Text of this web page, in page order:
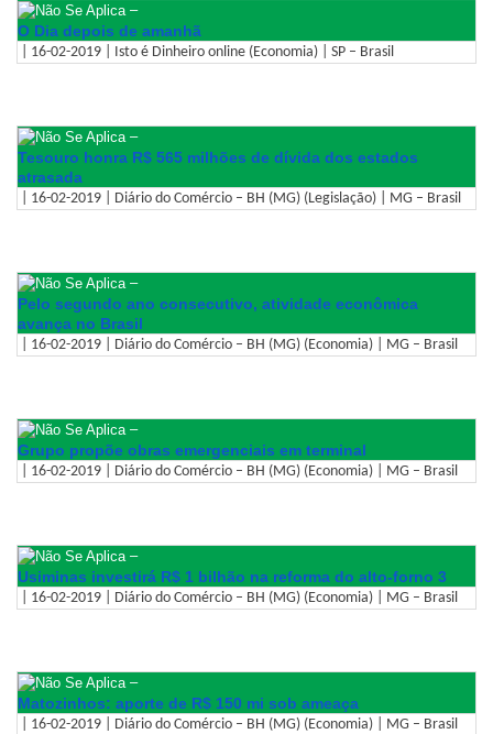
–
O Dia depois de amanhã
| 16-02-2019 | Isto é Dinheiro online (Economia) | SP – Brasil
–
Tesouro honra R$ 565 milhões de dívida dos estados
atrasada
| 16-02-2019 | Diário do Comércio – BH (MG) (Legislação) | MG – Brasil
–
Pelo segundo ano consecutivo, atividade econômica
avança no Brasil
| 16-02-2019 | Diário do Comércio – BH (MG) (Economia) | MG – Brasil
–
Grupo propõe obras emergenciais em terminal
| 16-02-2019 | Diário do Comércio – BH (MG) (Economia) | MG – Brasil
–
Usiminas investirá R$ 1 bilhão na reforma do alto-forno 3
| 16-02-2019 | Diário do Comércio – BH (MG) (Economia) | MG – Brasil
–
Matozinhos: aporte de R$ 150 mi sob ameaça
| 16-02-2019 | Diário do Comércio – BH (MG) (Economia) | MG – Brasil